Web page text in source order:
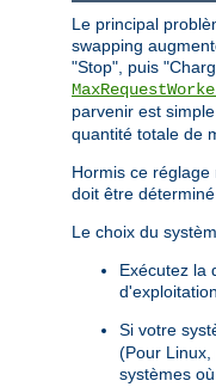
Le principal
swapping
"Stop", puis
parvenir est
quantité totale de
Hormis ce
doit être
Le choix du
Exécutez la
Si votre
(Pour
systèmes